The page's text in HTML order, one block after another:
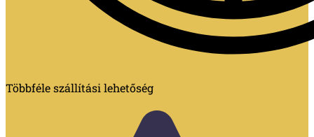
Többféle szállítási lehetőség